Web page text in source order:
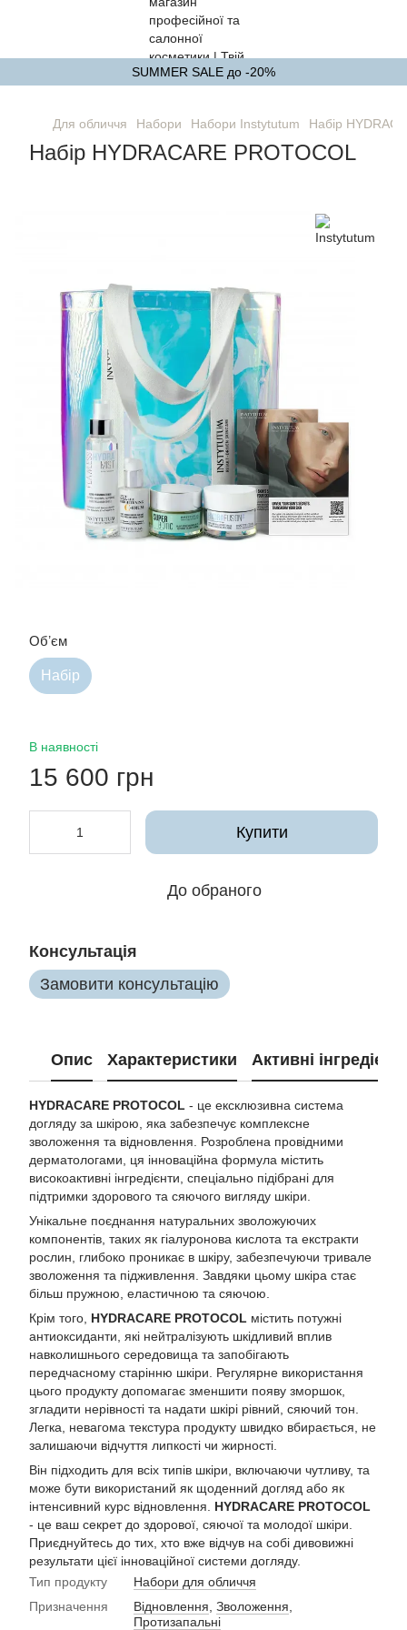
SUMMER SALE до -20%
Для обличчя Набори Набори Instytutum Набір
Набір HYDRACARE PROTOCOL
Обʼєм
Набір
В наявності
15 600 грн
Купити
До обраного
Консультація
Замовити консультацію
Опис Характеристики Активні
HYDRACARE PROTOCOL - це ексклюзивна система
догляду за шкірою, яка забезпечує комплексне
зволоження та відновлення. Розроблена провідними
дерматологами, ця інноваційна формула містить
високоактивні інгредієнти, спеціально підібрані для
підтримки здорового та сяючого вигляду шкіри.
Унікальне поєднання натуральних зволожуючих
компонентів, таких як гіалуронова кислота та екстракти
рослин, глибоко проникає в шкіру, забезпечуючи тривале
зволоження та підживлення. Завдяки цьому шкіра стає
більш пружною, еластичною та сяючою.
Крім того, HYDRACARE PROTOCOL містить потужні
антиоксиданти, які нейтралізують шкідливий вплив
навколишнього середовища та запобігають
передчасному старінню шкіри. Регулярне використання
цього продукту допомагає зменшити появу зморшок,
згладити нерівності та надати шкірі рівний, сяючий тон.
Легка, невагома текстура продукту швидко вбирається, не
залишаючи відчуття липкості чи жирності.
Він підходить для всіх типів шкіри, включаючи чутливу, та
може бути використаний як щоденний догляд або як
інтенсивний курс відновлення. HYDRACARE PROTOCOL
- це ваш секрет до здорової, сяючої та молодої шкіри.
Приєднуйтесь до тих, хто вже відчув на собі дивовижні
результати цієї інноваційної системи догляду.
Тип продукту
Набори для обличчя
Призначення
Відновлення Зволоження
Протизапальні